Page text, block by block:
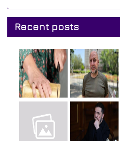
Recent posts